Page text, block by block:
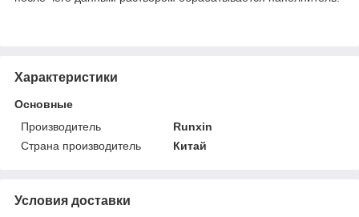
Характеристики
Основные
Производитель
Runxin
Страна производитель
Китай
Условия доставки